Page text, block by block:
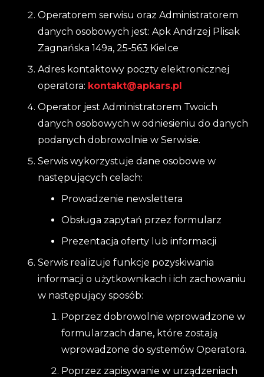
Operatorem serwisu oraz Administratorem
danych osobowych jest: Apk Andrzej Plisak
Zagnańska 149a, 25-563 Kielce
Adres kontaktowy poczty elektronicznej
operatora: kontakt@apkars.pl
Operator jest Administratorem Twoich
danych osobowych w odniesieniu do danych
podanych dobrowolnie w Serwisie.
Serwis wykorzystuje dane osobowe w
następujących celach:
Prowadzenie newslettera
Obsługa zapytań przez formularz
Prezentacja oferty lub informacji
Serwis realizuje funkcje pozyskiwania
informacji o użytkownikach i ich zachowaniu
w następujący sposób:
Poprzez dobrowolnie wprowadzone w
formularzach dane, które zostają
wprowadzone do systemów Operatora.
Poprzez zapisywanie w urządzeniach